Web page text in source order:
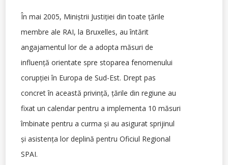
În mai 2005, Miniştrii Justiţiei din toate ţările
membre ale RAI, la Bruxelles, au întărit
angajamentul lor de a adopta măsuri de
influenţă orientate spre stoparea fenomenului
corupţiei în Europa de Sud-Est. Drept pas
concret în această privinţă, ţările din regiune au
fixat un calendar pentru a implementa 10 măsuri
îmbinate pentru a curma şi au asigurat sprijinul
şi asistenţa lor deplină pentru Oficiul Regional
SPAI.